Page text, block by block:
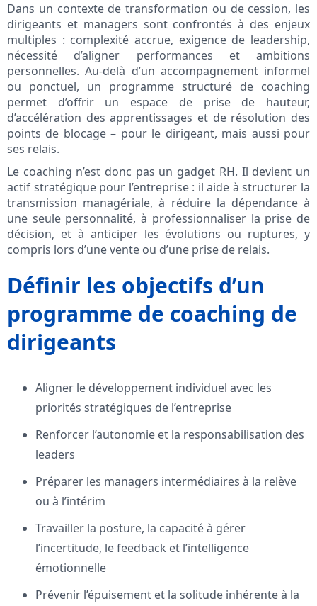
Dans un contexte de transformation ou de cession, les
dirigeants et managers sont confrontés à des enjeux
multiples : complexité accrue, exigence de leadership,
nécessité d’aligner performances et ambitions
personnelles. Au-delà d’un accompagnement informel
ou ponctuel, un programme structuré de coaching
permet d’offrir un espace de prise de hauteur,
d’accélération des apprentissages et de résolution des
points de blocage – pour le dirigeant, mais aussi pour
ses relais.
Le coaching n’est donc pas un gadget RH. Il devient un
actif stratégique pour l’entreprise : il aide à structurer la
transmission managériale, à réduire la dépendance à
une seule personnalité, à professionnaliser la prise de
décision, et à anticiper les évolutions ou ruptures, y
compris lors d’une vente ou d’une prise de relais.
Définir les objectifs d’un
programme de coaching de
dirigeants
Aligner le développement individuel avec les
priorités stratégiques de l’entreprise
Renforcer l’autonomie et la responsabilisation des
leaders
Préparer les managers intermédiaires à la relève
ou à l’intérim
Travailler la posture, la capacité à gérer
l’incertitude, le feedback et l’intelligence
émotionnelle
Prévenir l’épuisement et la solitude inhérente à la